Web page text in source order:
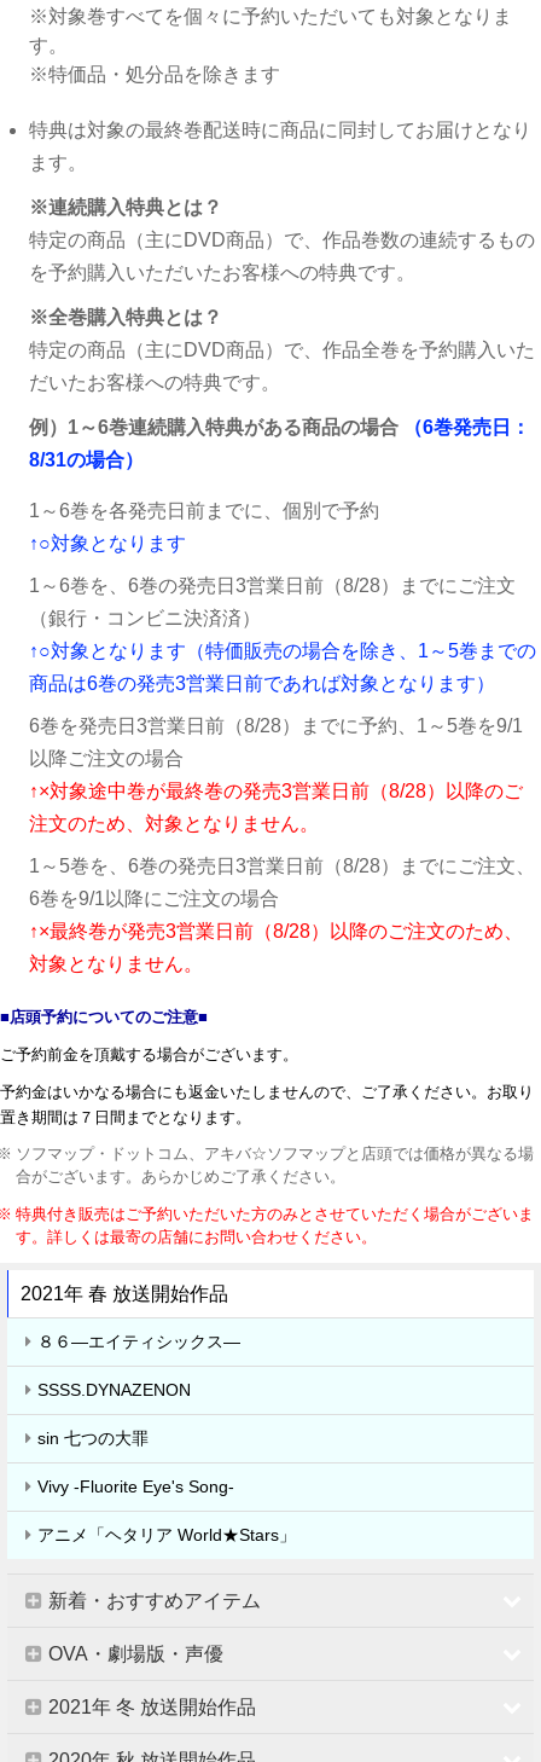
※対象巻すべてを個々に予約いただいても対象となりま
す。
※特価品・処分品を除きます
特典は対象の最終巻配送時に商品に同封してお届けとなり
ます。
※連続購入特典とは？
特定の商品（主にDVD商品）で、作品巻数の連続するもの
を予約購入いただいたお客様への特典です。
※全巻購入特典とは？
特定の商品（主にDVD商品）で、作品全巻を予約購入いた
だいたお客様への特典です。
例）1～6巻連続購入特典がある商品の場合
（6巻発売日：
8/31の場合）
1～6巻を各発売日前までに、個別で予約
↑○対象となります
1～6巻を、6巻の発売日3営業日前（8/28）までにご注文
（銀行・コンビニ決済済）
↑○対象となります（特価販売の場合を除き、1～5巻までの
商品は6巻の発売3営業日前であれば対象となります）
6巻を発売日3営業日前（8/28）までに予約、1～5巻を9/1
以降ご注文の場合
↑×対象途中巻が最終巻の発売3営業日前（8/28）以降のご
注文のため、対象となりません。
1～5巻を、6巻の発売日3営業日前（8/28）までにご注文、
6巻を9/1以降にご注文の場合
↑×最終巻が発売3営業日前（8/28）以降のご注文のため、
対象となりません。
■店頭予約についてのご注意■
ご予約前金を頂戴する場合がございます。
予約金はいかなる場合にも返金いたしませんので、ご了承ください。お取り
置き期間は７日間までとなります。
ソフマップ・ドットコム、アキバ☆ソフマップと店頭では価格が異なる場
合がございます。あらかじめご了承ください。
特典付き販売はご予約いただいた方のみとさせていただく場合がございま
す。詳しくは最寄の店舗にお問い合わせください。
2021年 春 放送開始作品
８６―エイティシックス―
SSSS.DYNAZENON
sin 七つの大罪
Vivy -Fluorite Eye's Song-
アニメ「ヘタリア World★Stars」
新着・おすすめアイテム
OVA・劇場版・声優
2021年 冬 放送開始作品